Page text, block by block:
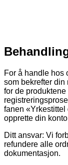
For å handle hos
som bekrefter
for de
fanen
opprette din
Ditt ansvar: Vi
refundere alle
dokumentasjon.